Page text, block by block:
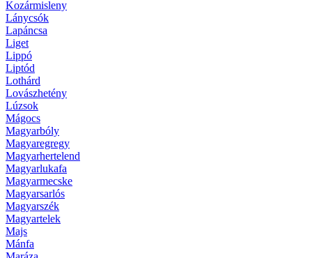
Kozármisleny
Lánycsók
Lapáncsa
Liget
Lippó
Liptód
Lothárd
Lovászhetény
Lúzsok
Mágocs
Magyarbóly
Magyaregregy
Magyarhertelend
Magyarlukafa
Magyarmecske
Magyarsarlós
Magyarszék
Magyartelek
Majs
Mánfa